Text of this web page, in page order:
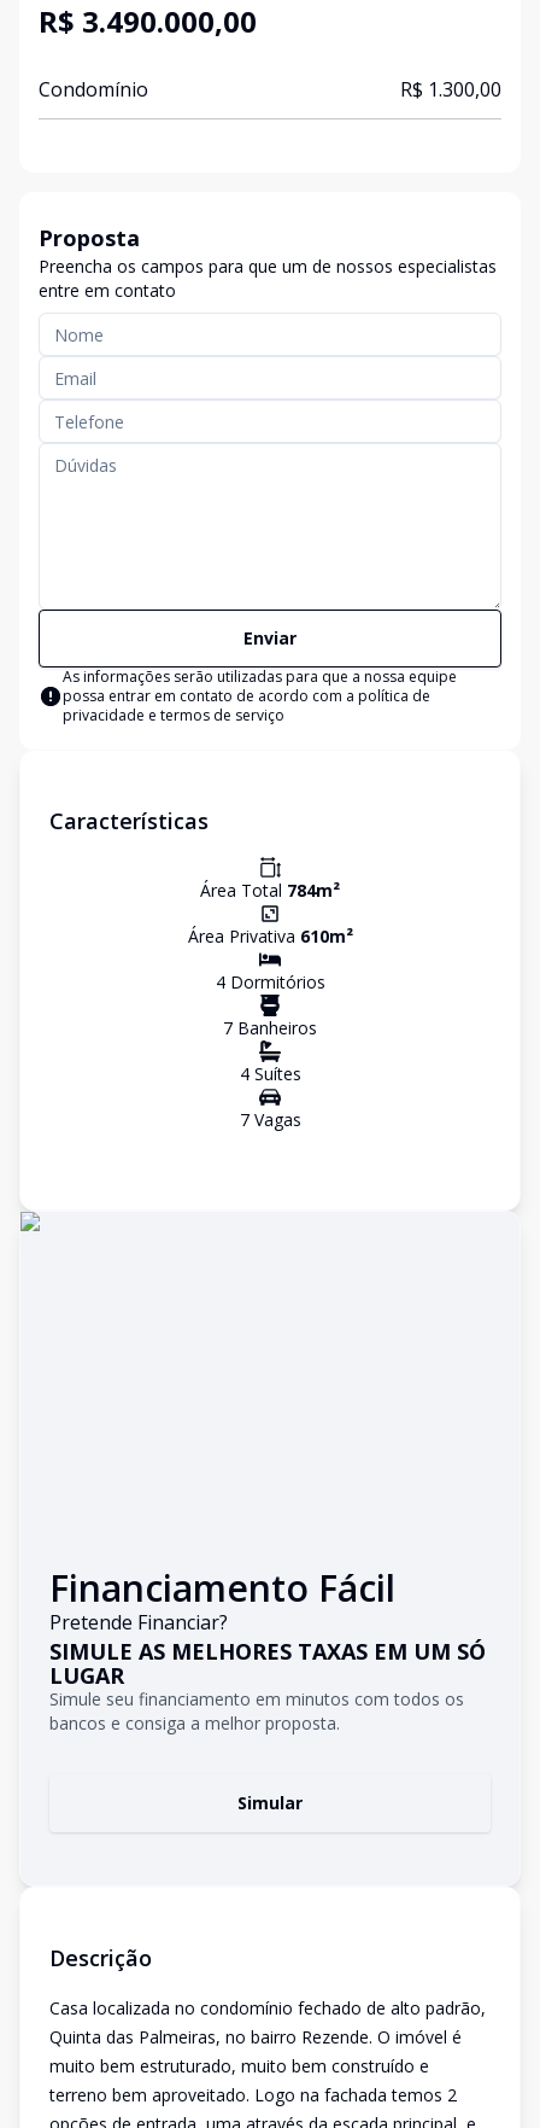
R$ 3.490.000,00
Condomínio R$ 1.300,00
Proposta
Preencha os campos para que um de nossos especialistas
entre em contato
Enviar
As informações serão utilizadas para que a nossa equipe
possa entrar em contato de acordo com a política de
privacidade e termos de serviço
Características
Área Total 784m²
Área Privativa 610m²
4Dormitórios
7 Banheiros
4Suítes
7Vagas
Financiamento Fácil
Pretende Financiar?
SIMULE AS MELHORES TAXAS EM UM SÓ
LUGAR
Simule seu financiamento em minutos com todos os
bancos e consiga a melhor proposta.
Simular
Descrição
Casa localizada no condomínio fechado de alto padrão,
Quinta das Palmeiras, no bairro Rezende. O imóvel é
muito bem estruturado, muito bem construído e
terreno bem aproveitado. Logo na fachada temos 2